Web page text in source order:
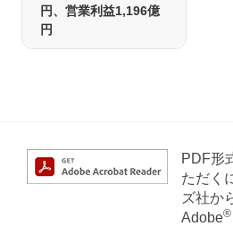
円、営業利益1,196億
円
PDF形
ただく
ズ社か
Adobe®